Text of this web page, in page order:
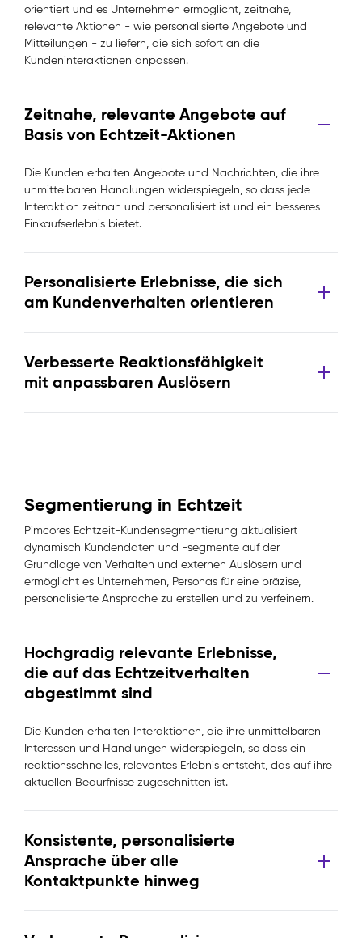
orientiert und es Unternehmen ermöglicht, zeitnahe,
relevante Aktionen - wie personalisierte Angebote und
Mitteilungen - zu liefern, die sich sofort an die
Kundeninteraktionen anpassen.
Zeitnahe, relevante Angebote auf
Basis von Echtzeit-Aktionen
Die Kunden erhalten Angebote und Nachrichten, die ihre
unmittelbaren Handlungen widerspiegeln, so dass jede
Interaktion zeitnah und personalisiert ist und ein besseres
Einkaufserlebnis bietet.
Personalisierte Erlebnisse, die sich
am Kundenverhalten orientieren
Verbesserte Reaktionsfähigkeit
mit anpassbaren Auslösern
Segmentierung in Echtzeit
Pimcores Echtzeit-Kundensegmentierung aktualisiert
dynamisch Kundendaten und -segmente auf der
Grundlage von Verhalten und externen Auslösern und
ermöglicht es Unternehmen, Personas für eine präzise,
personalisierte Ansprache zu erstellen und zu verfeinern.
Hochgradig relevante Erlebnisse,
die auf das Echtzeitverhalten
abgestimmt sind
Die Kunden erhalten Interaktionen, die ihre unmittelbaren
Interessen und Handlungen widerspiegeln, so dass ein
reaktionsschnelles, relevantes Erlebnis entsteht, das auf ihre
aktuellen Bedürfnisse zugeschnitten ist.
Konsistente, personalisierte
Ansprache über alle
Kontaktpunkte hinweg